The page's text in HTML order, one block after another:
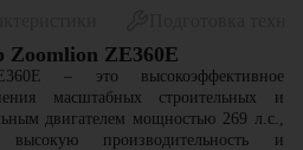
Zoomlion ZE360E
– это высокоэффективное
масштабных строительных и
двигателем мощностью 269 л.с.,
высокую производительность и